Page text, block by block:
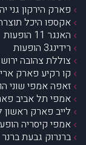
פארק הירקון גני
אקספו היכל
האנגר 11 הופעות
רידינג3 הופעות
צוללת צהובה
קו רקיע פארק
זאפה אמפי שוני
אמפי תל אביב
לייב פארק ראשון
אמפי קיסריה
ברנרוק גבעת